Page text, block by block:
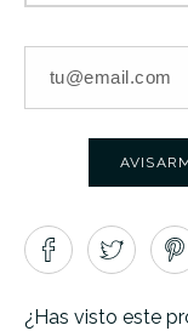
¿Has visto este